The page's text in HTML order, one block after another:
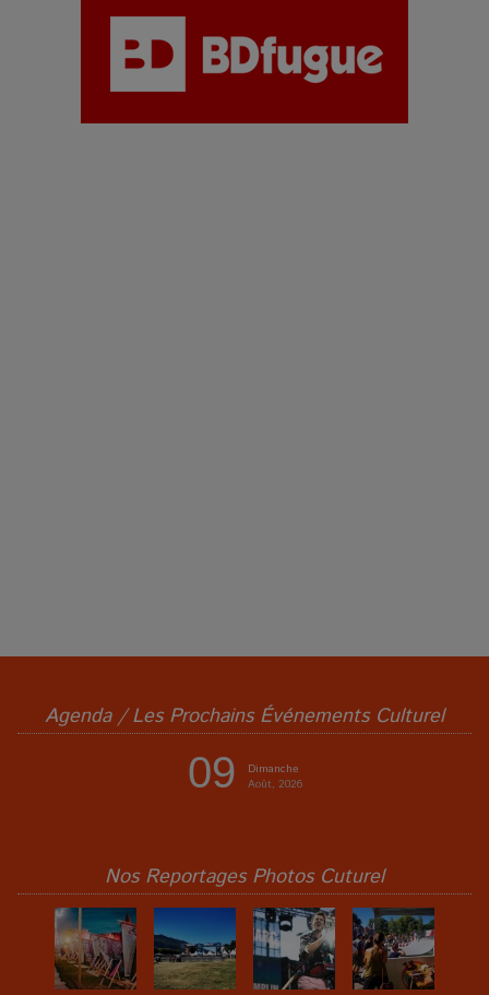
Agenda / Les Prochains Événements Culturel
09
Dimanche
Août, 2026
Nos Reportages Photos Cuturel